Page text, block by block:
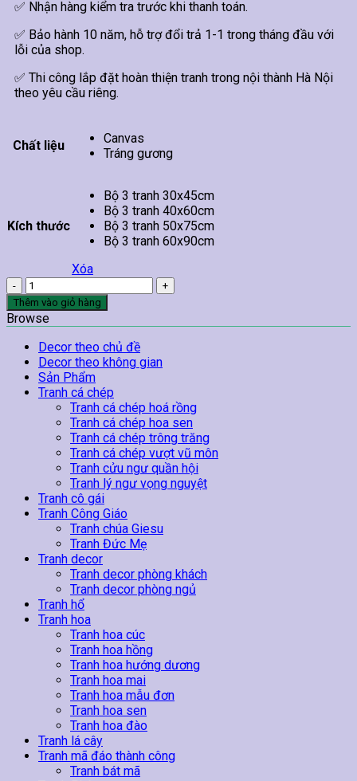
✅ Nhận hàng kiểm tra trước khi thanh toán.
✅ Bảo hành 10 năm, hỗ trợ đổi trả 1-1 trong tháng đầu với
lỗi của shop.
✅ Thi công lắp đặt hoàn thiện tranh trong nội thành Hà Nội
theo yêu cầu riêng.
Chất liệu
Canvas
Tráng gương
Kích thước
Bộ 3 tranh 30x45cm
Bộ 3 tranh 40x60cm
Bộ 3 tranh 50x75cm
Bộ 3 tranh 60x90cm
Xóa
Tranh
Be
Your
Our
Kind
Of
Beautiful
số
lượng
Thêm vào giỏ hàng
Browse
Decor theo chủ đề
Decor theo không gian
Sản Phẩm
Tranh cá chép
Tranh cá chép hoá rồng
Tranh cá chép hoa sen
Tranh cá chép trông trăng
Tranh cá chép vượt vũ môn
Tranh cửu ngư quần hội
Tranh lý ngư vọng nguyệt
Tranh cô gái
Tranh Công Giáo
Tranh chúa Giesu
Tranh Đức Mẹ
Tranh decor
Tranh decor phòng khách
Tranh decor phòng ngủ
Tranh hổ
Tranh hoa
Tranh hoa cúc
Tranh hoa hồng
Tranh hoa hướng dương
Tranh hoa mai
Tranh hoa mẫu đơn
Tranh hoa sen
Tranh hoa đào
Tranh lá cây
Tranh mã đáo thành công
Tranh bát mã